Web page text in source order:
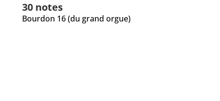
30 notes
Bourdon 16 (du grand orgue)